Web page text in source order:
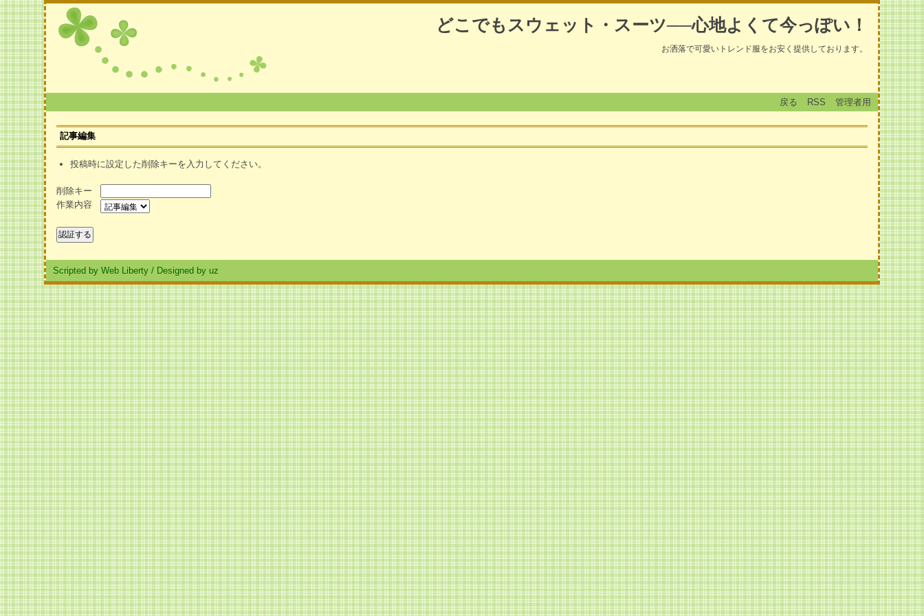
どこでもスウェット・スーツ──心地よくて今っぽい！
お洒落で可愛いトレンド服をお安く提供しております。
戻る RSS 管理者用
記事編集
投稿時に設定した削除キーを入力してください。
削除キー
作業内容
Scripted by Web Liberty / Designed by uz